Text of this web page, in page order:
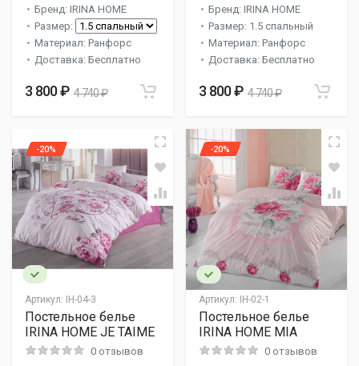
Бренд: IRINA HOME
Размер:
Материал: Ранфорс
Доставка: Бесплатно
3 800 ₽ 4 740 ₽
Бренд: IRINA HOME
Размер: 1.5 спальный
Материал: Ранфорс
Доставка: Бесплатно
3 800 ₽ 4 740 ₽
Артикул: IH-04-3
-20%
Постельное белье
IRINA HOME JE TAIME
0 отзывов
Артикул: IH-02-1
-20%
Постельное белье
IRINA HOME MIA
0 отзывов